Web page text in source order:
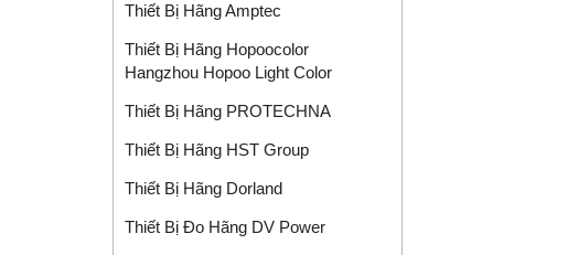
Thiết Bị Hãng Amptec
Thiết Bị Hãng Hopoocolor
Hangzhou Hopoo Light Color
Thiết Bị Hãng PROTECHNA
Thiết Bị Hãng HST Group
Thiết Bị Hãng Dorland
Thiết Bị Đo Hãng DV Power